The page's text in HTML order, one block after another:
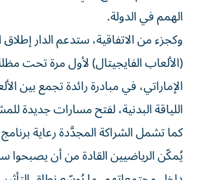
الهمم في الدولة.
وكجزء من الاتفاقية، ستدعم الدار إطلاق
(الألعاب الفايجيتال) لأول مرة تحت
الإماراتي، في مبادرة رائدة تجمع بين
اللياقة البدنية، لفتح مسارات جديدة
كما تشمل الشراكة المجدَّدة رعاية
يُمكّن الرياضيين القادة من أن يصبحوا